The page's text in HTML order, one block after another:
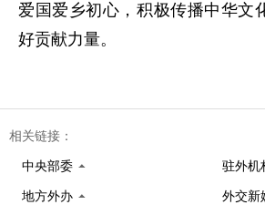
爱国爱乡初心，积极传播中华文
好贡献力量。
相关链接：
中央部委 驻外机
地方外办 外交新